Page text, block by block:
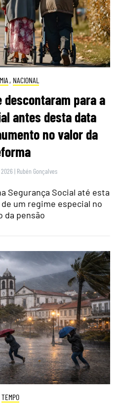
, NACIONAL
para a
antes desta data
no valor da
| Rubén Gonçalves
Segurança Social até esta
um regime especial no
da pensão
TEMPO